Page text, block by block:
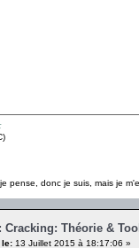
pense, donc je suis, mais je
Cracking: Théorie &
le: 13 Juillet 2015 à 18:17:06 »